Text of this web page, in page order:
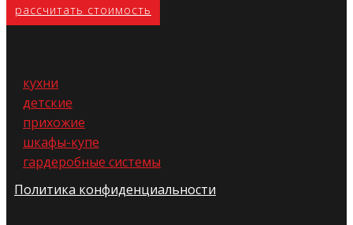
расс​читать стоимость
кухни
детские
прихожие
шкафы-купе
гардеробные системы
Политика конфиденциальности